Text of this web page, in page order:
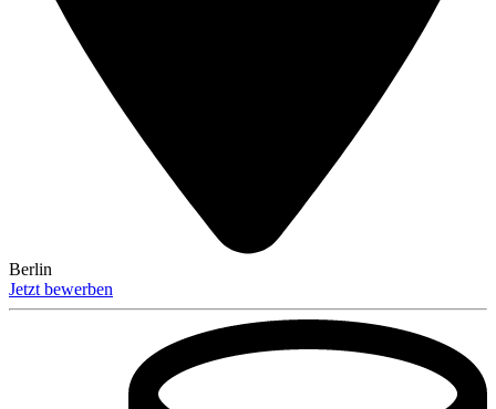
Berlin
Jetzt bewerben